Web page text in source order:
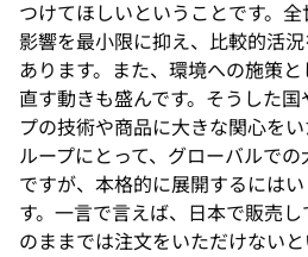
つけてほしいということです。
影響を最小限に抑え、比較的活
あります。また、環境への施策
直す動きも盛んです。そうした
プの技術や商品に大きな関心を
ループにとって、グローバルで
ですが、本格的に展開するには
す。一言で言えば、日本で販売
のままでは注文をいただけない